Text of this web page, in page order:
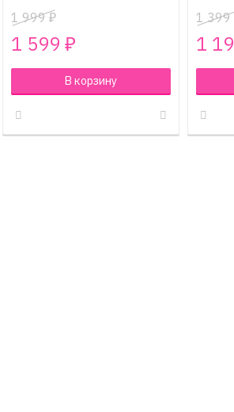
1 999₽
1 599 ₽
В корзину
1 399
1